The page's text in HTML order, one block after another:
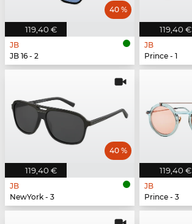
119,40 €
40 %
JB
JB 16 - 2
119,40 €
JB
Prince - 1
119,40 €
40 %
JB
NewYork - 3
119,40 €
JB
Prince - 3